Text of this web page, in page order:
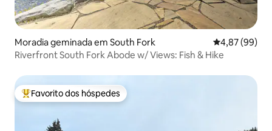
Moradia geminada em South Fork Classificação
4,87 (99)
Riverfront South Fork Abode w/ Views: Fish & Hike
Favoritos dos hóspedes mais apreciados
Favorito dos hóspedes